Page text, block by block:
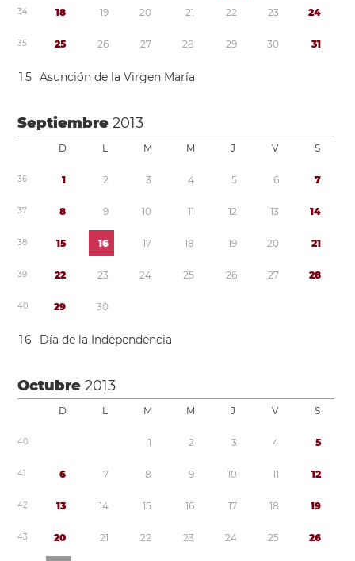
34 18 19 20 21 22 23 24
35 25 26 27 28 29 30 31
1 5 Asunción de la Virgen María
Septiembre2013
D L M M J V S
36 1 2 3 4 5 6 7
37 8 9 10 11 12 13 14
38 15 16 17 18 19 20 21
39 22 23 24 25 26 27 28
40 29 30
16 Día de la Independencia
Octubre2013
D L M M J V S
40 1 2 3 4 5
41 6 7 8 9 10 11 12
42 13 14 15 16 17 18 19
43 20 21 22 23 24 25 26